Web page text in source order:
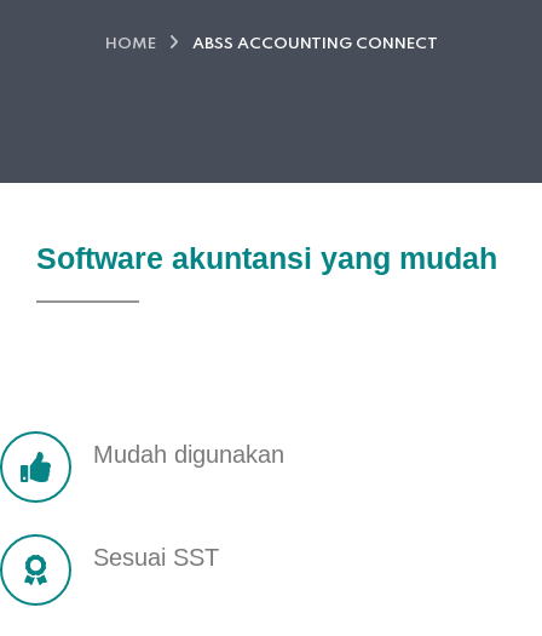
HOME ABSS ACCOUNTING CONNECT
Software akuntansi yang mudah
Mudah digunakan
Sesuai SST